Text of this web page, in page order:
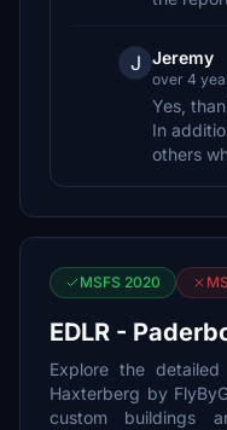
J Jeremy
over 4
Yes,
In
others
MSFS 2020
EDLR -
Explore the
Haxterberg by
custom buildings